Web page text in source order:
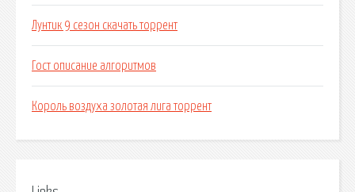
Лунтик 9 сезон скачать торрент
Гост описание алгоритмов
Король воздуха золотая лига торрент